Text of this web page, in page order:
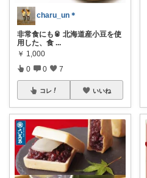
charu_un＊
非常食にも🥫 北海道産小豆を使
用した、食 ...
￥ 1,000
0 0 7
コレ いいね